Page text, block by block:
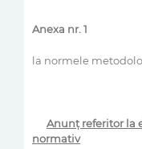
Anexa nr. 1
la normele
Anunţ referitor la
normativ